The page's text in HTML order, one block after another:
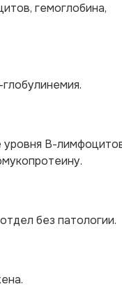
гемоглобина,
уровня В-
без патологии.